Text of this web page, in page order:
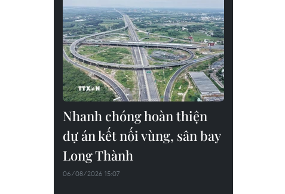
Nhanh chóng hoàn thiện
dự án kết nối vùng, sân bay
Long Thành
06/08/2026 15:07